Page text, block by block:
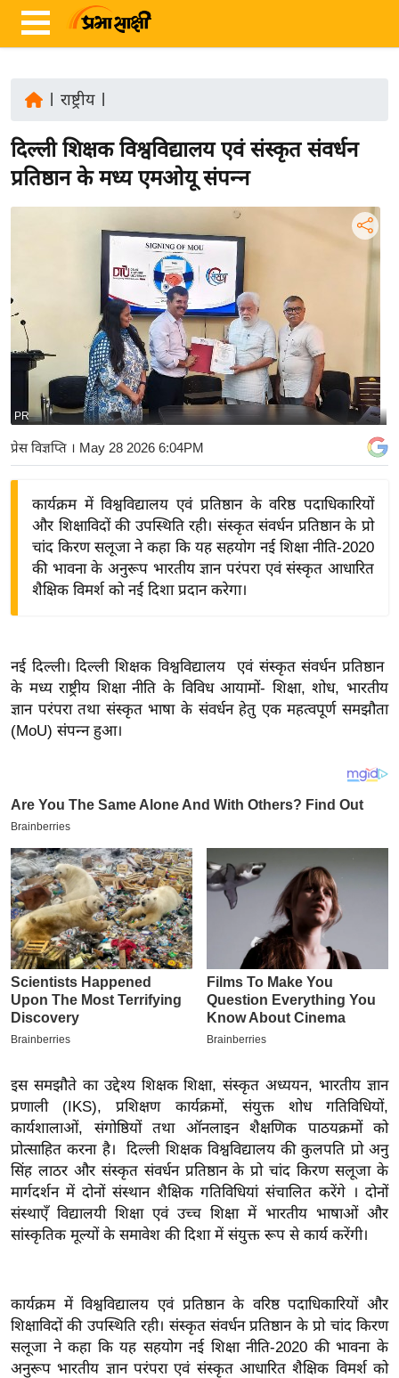
ज़ा
ख
अं
त
र्रा
य
बि
ज़
द्यो
त
वि
शे
ष
य
ब
ज
ट
खे
ल
क्रि
के
ट
L
2
0
2
6
क्रा
इ
म
पे
प
र
राष्ट्रीय|
दिल्ली शिक्षक विश्वविद्यालय एवं संस्कृत संवर्धन
प्रतिष्ठान के मध्य एमओयू संपन्न
PR
प्रेस विज्ञप्ति । May 28 2026 6:04PM
कार्यक्रम में विश्वविद्यालय एवं प्रतिष्ठान के वरिष्ठ पदाधिकारियों
और शिक्षाविदों की उपस्थिति रही। संस्कृत संवर्धन प्रतिष्ठान के प्रो
चांद किरण सलूजा ने कहा कि यह सहयोग नई शिक्षा नीति-2020
की भावना के अनुरूप भारतीय ज्ञान परंपरा एवं संस्कृत आधारित
शैक्षिक विमर्श को नई दिशा प्रदान करेगा।
नई दिल्ली। दिल्ली शिक्षक विश्वविद्यालय एवं संस्कृत संवर्धन प्रतिष्ठान
के मध्य राष्ट्रीय शिक्षा नीति के विविध आयामों- शिक्षा, शोध, भारतीय
ज्ञान परंपरा तथा संस्कृत भाषा के संवर्धन हेतु एक महत्वपूर्ण समझौता
(MoU) संपन्न हुआ।
इस समझौते का उद्देश्य शिक्षक शिक्षा, संस्कृत अध्ययन, भारतीय ज्ञान
प्रणाली (IKS), प्रशिक्षण कार्यक्रमों, संयुक्त शोध गतिविधियों,
कार्यशालाओं, संगोष्ठियों तथा ऑनलाइन शैक्षणिक पाठयक्रमों को
प्रोत्साहित करना है। दिल्ली शिक्षक विश्वविद्यालय की कुलपति प्रो अनु
सिंह लाठर और संस्कृत संवर्धन प्रतिष्ठान के प्रो चांद किरण सलूजा के
मार्गदर्शन में दोनों संस्थान शैक्षिक गतिविधियां संचालित करेंगे । दोनों
संस्थाएँ विद्यालयी शिक्षा एवं उच्च शिक्षा में भारतीय भाषाओं और
सांस्कृतिक मूल्यों के समावेश की दिशा में संयुक्त रूप से कार्य करेंगी।
कार्यक्रम में विश्वविद्यालय एवं प्रतिष्ठान के वरिष्ठ पदाधिकारियों और
शिक्षाविदों की उपस्थिति रही। संस्कृत संवर्धन प्रतिष्ठान के प्रो चांद किरण
सलूजा ने कहा कि यह सहयोग नई शिक्षा नीति-2020 की भावना के
अनुरूप भारतीय ज्ञान परंपरा एवं संस्कृत आधारित शैक्षिक विमर्श को